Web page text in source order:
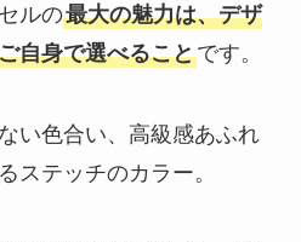
ルの最大の魅力は、デザ
自身で選べることです。
い色合い、高級感あふれ
ステッチのカラー。